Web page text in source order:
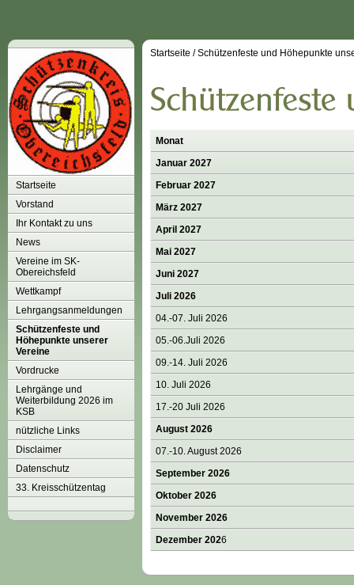
Startseite
Vorstand
Ihr Kontakt zu uns
News
Vereine im SK-
Obereichsfeld
Wettkampf
Lehrgangsanmeldungen
Schützenfeste und
Höhepunkte unserer
Vereine
Vordrucke
Lehrgänge und
Weiterbildung 2026 im
KSB
nützliche Links
Disclaimer
Datenschutz
33. Kreisschützentag
Startseite /Schützenfeste und Höhepunkte
Monat
Januar 2027
Februar 2027
März 2027
April 2027
Mai 2027
Juni 2027
Juli 2026
04.-07. Juli 2026
05.-06.Juli 2026
09.-14. Juli 2026
10. Juli 2026
17.-20 Juli 2026
August 2026
07.-10. August 2026
September 2026
Oktober 2026
November 2026
Dezember 2026